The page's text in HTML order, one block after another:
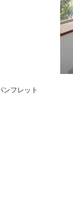
ンフレット